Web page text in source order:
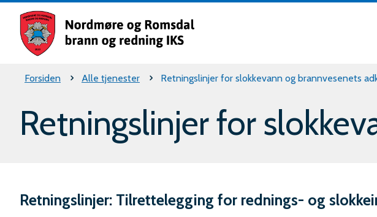
og
redning
Du
her:
Forsiden Alle tjenester Retningslinjer for slokkevann og brannvesenets
Retningslinjer for
Retningslinjer: Tilrettelegging for rednings- og